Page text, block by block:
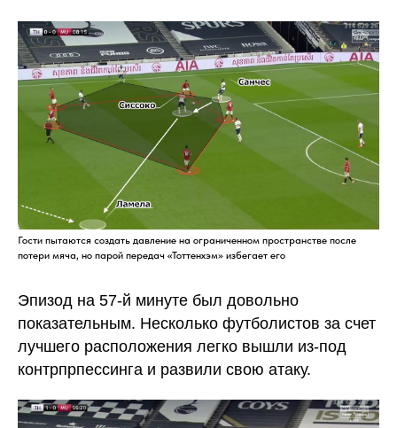
Гости пытаются создать давление на ограниченном пространстве после
потери мяча, но парой передач «Тоттенхэм» избегает его
Эпизод на 57-й минуте был довольно
показательным. Несколько футболистов за счет
лучшего расположения легко вышли из-под
контрпрпессинга и развили свою атаку.